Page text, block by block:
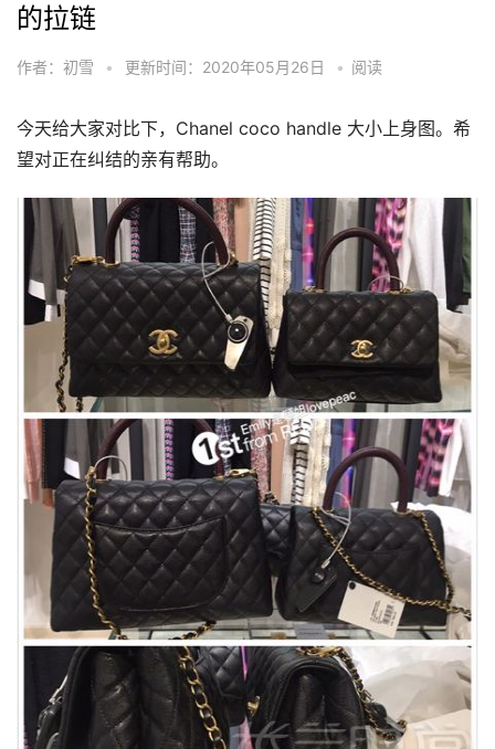
的拉链
作者：初雪 • 更新时间：2020年05月26日 • 阅读
今天给大家对比下，Chanel coco handle 大小上身图。希
望对正在纠结的亲有帮助。